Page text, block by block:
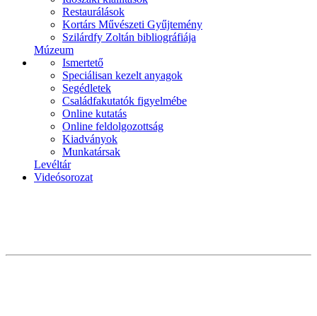
Restaurálások
Kortárs Művészeti Gyűjtemény
Szilárdfy Zoltán bibliográfiája
Múzeum
Ismertető
Speciálisan kezelt anyagok
Segédletek
Családfakutatók figyelmébe
Online kutatás
Online feldolgozottság
Kiadványok
Munkatársak
Levéltár
Videósorozat